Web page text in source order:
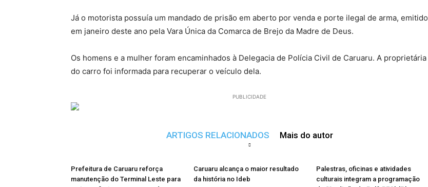
Já o motorista possuía um mandado de prisão em aberto por venda e porte ilegal de arma, emitido
em janeiro deste ano pela Vara Única da Comarca de Brejo da Madre de Deus.
Os homens e a mulher foram encaminhados à Delegacia de Polícia Civil de Caruaru. A proprietária
do carro foi informada para recuperar o veículo dela.
PUBLICIDADE
ARTIGOS RELACIONADOS Mais do autor
Prefeitura de Caruaru reforça
manutenção do Terminal Leste para
Caruaru alcança o maior resultado
da história no Ideb
Palestras, oficinas e atividades
culturais integram a programação